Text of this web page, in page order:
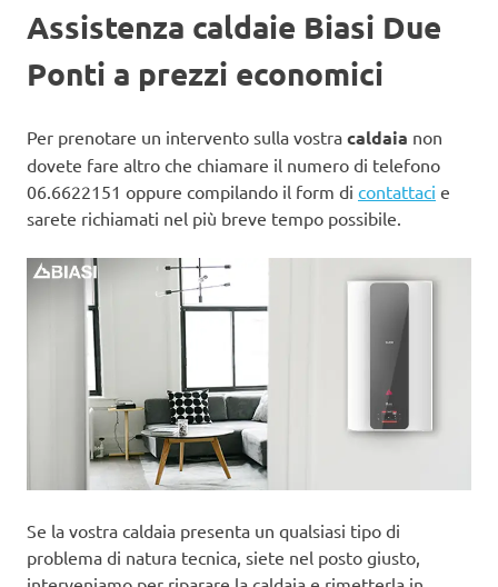
Assistenza caldaie Biasi Due
Ponti a prezzi economici
Per prenotare un intervento sulla vostra caldaia non
dovete fare altro che chiamare il numero di telefono
06.6622151 oppure compilando il form di contattaci e
sarete richiamati nel più breve tempo possibile.
Se la vostra caldaia presenta un qualsiasi tipo di
problema di natura tecnica, siete nel posto giusto,